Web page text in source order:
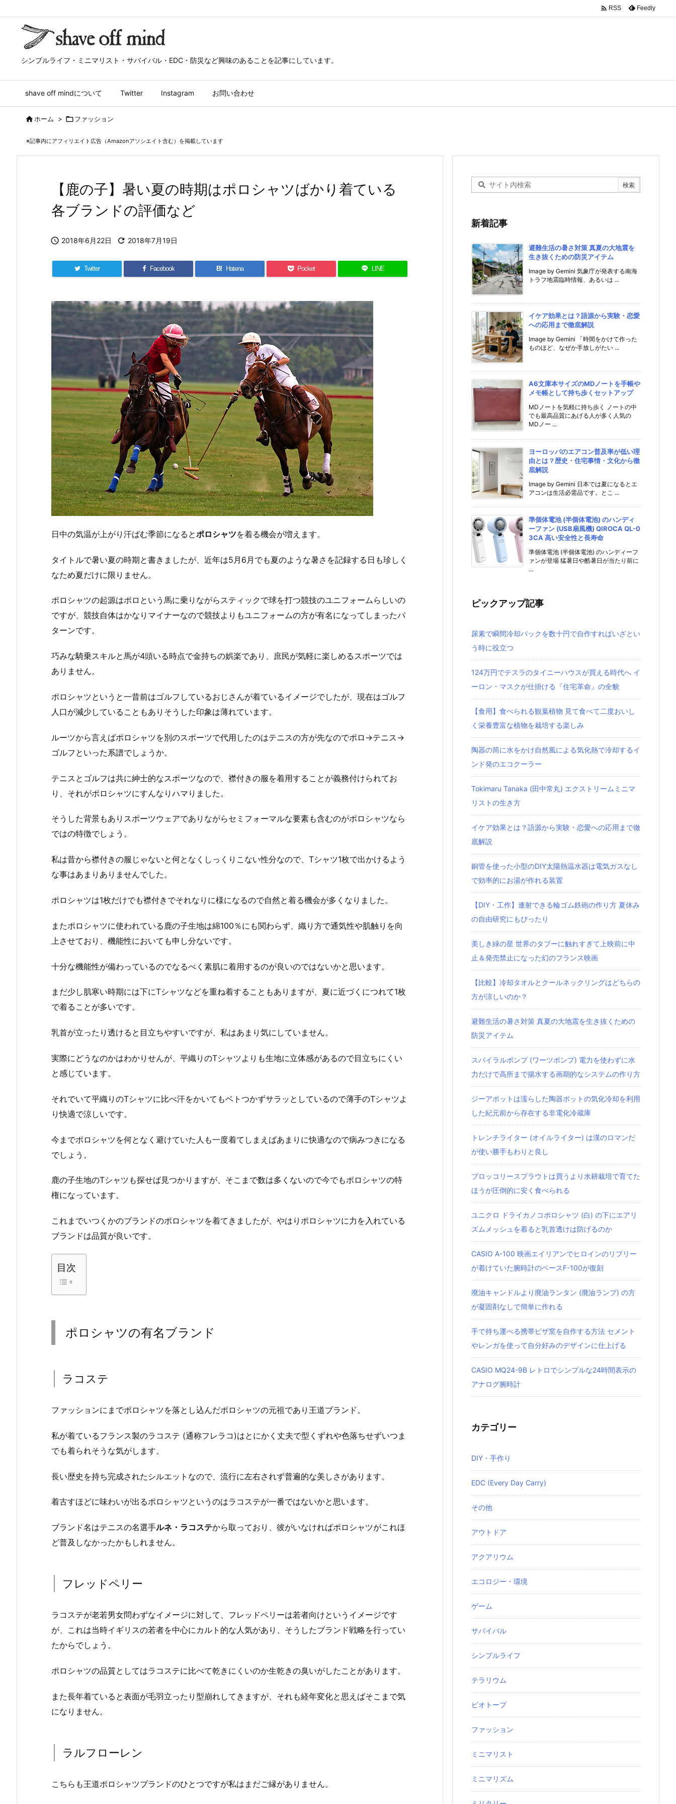
シンプルライフ・ミニマリスト・サバイバル・EDC・防災など興味のあることを記事にしています。
shave off mindについて Twitter Instagram お問い合わせ
 RSS Feedly
ホーム > ファッション
※記事内にアフィリエイト広告（Amazonアソシエイト含む）を掲載しています
【鹿の子】暑い夏の時期はポロシャツばかり着ている
各ブランドの評価など
 2018年6月22日  2018年7月19日
Twitter Facebook B! Hatena Pocket LINE
日中の気温が上がり汗ばむ季節になるとポロシャツを着る機会が増えます。
タイトルで暑い夏の時期と書きましたが、近年は5月6月でも夏のような暑さを記録する日も珍しく
なため夏だけに限りません。
ポロシャツの起源はポロという馬に乗りながらスティックで球を打つ競技のユニフォームらしいの
ですが、競技自体はかなりマイナーなので競技よりもユニフォームの方が有名になってしまったパ
ターンです。
巧みな騎乗スキルと馬が4頭いる時点で金持ちの娯楽であり、庶民が気軽に楽しめるスポーツでは
ありません。
ポロシャツというと一昔前はゴルフしているおじさんが着ているイメージでしたが、現在はゴルフ
人口が減少していることもありそうした印象は薄れています。
ルーツから言えばポロシャツを別のスポーツで代用したのはテニスの方が先なのでポロ→テニス→
ゴルフといった系譜でしょうか。
テニスとゴルフは共に紳士的なスポーツなので、襟付きの服を着用することが義務付けられてお
り、それがポロシャツにすんなりハマりました。
そうした背景もありスポーツウェアでありながらセミフォーマルな要素も含むのがポロシャツなら
ではの特徴でしょう。
私は昔から襟付きの服じゃないと何となくしっくりこない性分なので、Tシャツ1枚で出かけるよう
な事はあまりありませんでした。
ポロシャツは1枚だけでも襟付きでそれなりに様になるので自然と着る機会が多くなりました。
またポロシャツに使われている鹿の子生地は綿100％にも関わらず、織り方で通気性や肌触りを向
上させており、機能性においても申し分ないです。
十分な機能性が備わっているのでなるべく素肌に着用するのが良いのではないかと思います。
まだ少し肌寒い時期には下にTシャツなどを重ね着することもありますが、夏に近づくにつれて1枚
で着ることが多いです。
乳首が立ったり透けると目立ちやすいですが、私はあまり気にしていません。
実際にどうなのかはわかりせんが、平織りのTシャツよりも生地に立体感があるので目立ちにくい
と感じています。
それでいて平織りのTシャツに比べ汗をかいてもベトつかずサラッとしているので薄手のTシャツよ
り快適で涼しいです。
今までポロシャツを何となく避けていた人も一度着てしまえばあまりに快適なので病みつきになる
でしょう。
鹿の子生地のTシャツも探せば見つかりますが、そこまで数は多くないので今でもポロシャツの特
権になっています。
これまでいつくかのブランドのポロシャツを着てきましたが、やはりポロシャツに力を入れている
ブランドは品質が良いです。
目次
ポロシャツの有名ブランド
ラコステ
ファッションにまでポロシャツを落とし込んだポロシャツの元祖であり王道ブランド。
私が着ているフランス製のラコステ (通称フレラコ)はとにかく丈夫で型くずれや色落ちせずいつま
でも着られそうな気がします。
長い歴史を持ち完成されたシルエットなので、流行に左右されず普遍的な美しさがあります。
着古すほどに味わいが出るポロシャツというのはラコステが一番ではないかと思います。
ブランド名はテニスの名選手ルネ・ラコステから取っており、彼がいなければポロシャツがこれほ
ど普及しなかったかもしれません。
フレッドペリー
ラコステが老若男女問わずなイメージに対して、フレッドペリーは若者向けというイメージです
が、これは当時イギリスの若者を中心にカルト的な人気があり、そうしたブランド戦略を行ってい
たからでしょう。
ポロシャツの品質としてはラコステに比べて乾きにくいのか生乾きの臭いがしたことがあります。
また長年着ていると表面が毛羽立ったり型崩れしてきますが、それも経年変化と思えばそこまで気
になりません。
ラルフローレン
こちらも王道ポロシャツブランドのひとつですが私はまだご縁がありません。
新着記事
避難生活の暑さ対策 真夏の大地震を
生き抜くための防災アイテム
Image by Gemini 気象庁が発表する南海
トラフ地震臨時情報、あるいは ...
イケア効果とは？語源から実験・恋愛
への応用まで徹底解説
Image by Gemini 「時間をかけて作った
ものほど、なぜか手放しがたい ...
A6文庫本サイズのMDノートを手帳や
メモ帳として持ち歩くセットアップ
MDノートを気軽に持ち歩く ノートの中
でも最高品質にあげる人が多く人気の
MDノー ...
ヨーロッパのエアコン普及率が低い理
由とは？歴史・住宅事情・文化から徹
底解説
Image by Gemini 日本では夏になるとエ
アコンは生活必需品です。とこ ...
準個体電池 (半個体電池) のハンディ
ーファン (USB扇風機) QIROCA QL-0
3CA 高い安全性と長寿命
準個体電池 (半個体電池) のハンディーフ
ァンが登場 猛暑日や酷暑日が当たり前に
...
ピックアップ記事
尿素で瞬間冷却パックを数十円で自作すればいざとい
う時に役立つ
124万円でテスラのタイニーハウスが買える時代へ イ
ーロン・マスクが仕掛ける『住宅革命』の全貌
【食用】食べられる観葉植物 見て食べて二度おいし
く栄養豊富な植物を栽培する楽しみ
陶器の筒に水をかけ自然風による気化熱で冷却するイ
ンド発のエコクーラー
Tokimaru Tanaka (田中常丸) エクストリームミニマ
リストの生き方
イケア効果とは？語源から実験・恋愛への応用まで徹
底解説
銅管を使った小型のDIY太陽熱温水器は電気ガスなし
で効率的にお湯が作れる装置
【DIY・工作】連射できる輪ゴム鉄砲の作り方 夏休み
の自由研究にもぴったり
美しき緑の星 世界のタブーに触れすぎて上映前に中
止＆発売禁止になった幻のフランス映画
【比較】冷却タオルとクールネックリングはどちらの
方が涼しいのか？
避難生活の暑さ対策 真夏の大地震を生き抜くための
防災アイテム
スパイラルポンプ (ワーツポンプ) 電力を使わずに水
力だけで高所まで揚水する画期的なシステムの作り方
ジーアポットは濡らした陶器ポットの気化冷却を利用
した紀元前から存在する非電化冷蔵庫
トレンチライター (オイルライター) は漢のロマンだ
が使い勝手もわりと良し
ブロッコリースプラウトは買うより水耕栽培で育てた
ほうが圧倒的に安く食べられる
ユニクロ ドライカノコポロシャツ‎ (白) の下にエアリ
ズムメッシュを着ると乳首透けは防げるのか
CASIO A-100 映画エイリアンでヒロインのリプリー
が着けていた腕時計のベースF-100が復刻
廃油キャンドルより廃油ランタン (廃油ランプ) の方
が凝固剤なしで簡単に作れる
手で持ち運べる携帯ピザ窯を自作する方法 セメント
やレンガを使って自分好みのデザインに仕上げる
CASIO MQ24-9B レトロでシンプルな24時間表示の
アナログ腕時計
カテゴリー
DIY・手作り
EDC (Every Day Carry)
その他
アウトドア
アクアリウム
エコロジー・環境
ゲーム
サバイバル
シンプルライフ
テラリウム
ビオトープ
ファッション
ミニマリスト
ミニマリズム